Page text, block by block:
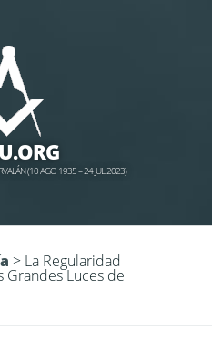
(10 AGO 1935 – 24 JUL 2023)
> La Regularidad
Grandes Luces de